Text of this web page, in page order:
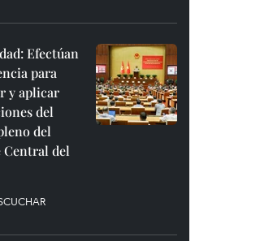
Efectúan
para
y aplicar
del
del
Central del